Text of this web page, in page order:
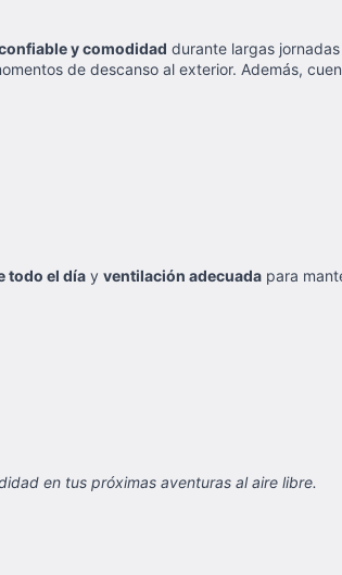
y comodidad durante largas
de descanso al exterior. Además,
todo el día y ventilación adecuada para
en tus próximas aventuras al aire libre.